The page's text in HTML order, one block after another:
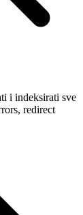
i indeksirati sve
redirect